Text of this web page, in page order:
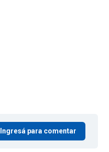
Ingresá para comentar